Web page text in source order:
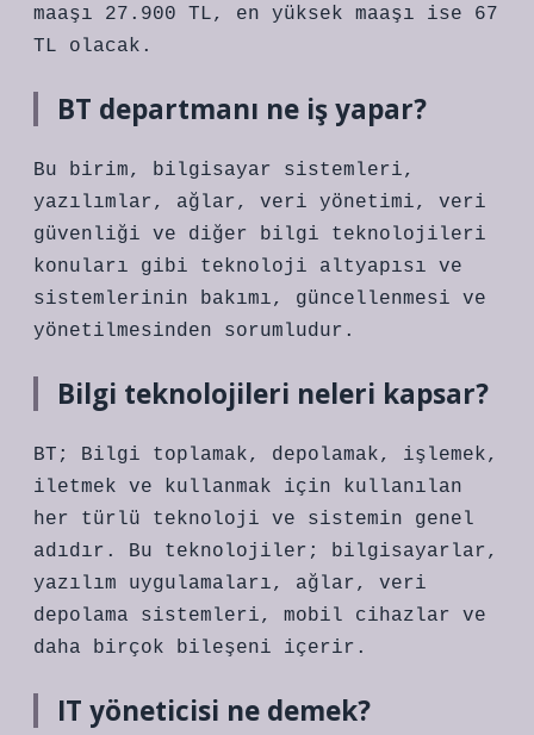
maaşı 27.900 TL, en yüksek maaşı ise 67
TL olacak.
BT departmanı ne iş yapar?
Bu birim, bilgisayar sistemleri,
yazılımlar, ağlar, veri yönetimi, veri
güvenliği ve diğer bilgi teknolojileri
konuları gibi teknoloji altyapısı ve
sistemlerinin bakımı, güncellenmesi ve
yönetilmesinden sorumludur.
Bilgi teknolojileri neleri kapsar?
BT; Bilgi toplamak, depolamak, işlemek,
iletmek ve kullanmak için kullanılan
her türlü teknoloji ve sistemin genel
adıdır. Bu teknolojiler; bilgisayarlar,
yazılım uygulamaları, ağlar, veri
depolama sistemleri, mobil cihazlar ve
daha birçok bileşeni içerir.
IT yöneticisi ne demek?